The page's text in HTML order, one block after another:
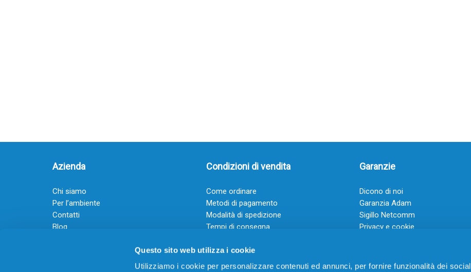
Questo sito web utilizza i cookie
Utilizziamo i cookie per personalizzare contenuti ed annunci, per fornire funzionalità dei social
Azienda
Chi siamo
Per l’ambiente
Contatti
Blog
Guadagna con il Dropship
Condizioni di vendita
Come ordinare
Metodi di pagamento
Modalità di spedizione
Tempi di consegna
Garanzie
Dicono di noi
Garanzia Adam
Sigillo Netcomm
Privacy e cookie